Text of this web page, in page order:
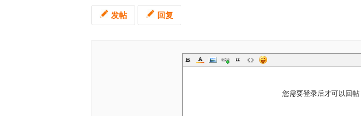
发帖 回复
您需要登录后才可以回帖